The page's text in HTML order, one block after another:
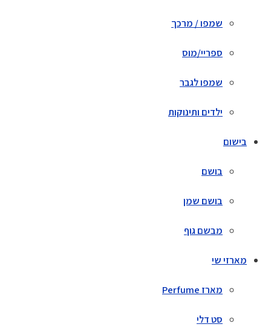
שמפו / מרכך
ספריי/מוס
שמפו לגבר
ילדים ותינוקות
בישום
בושם
בושם שמן
מבשם גוף
מארזי שי
מארז Perfume
סט דלי